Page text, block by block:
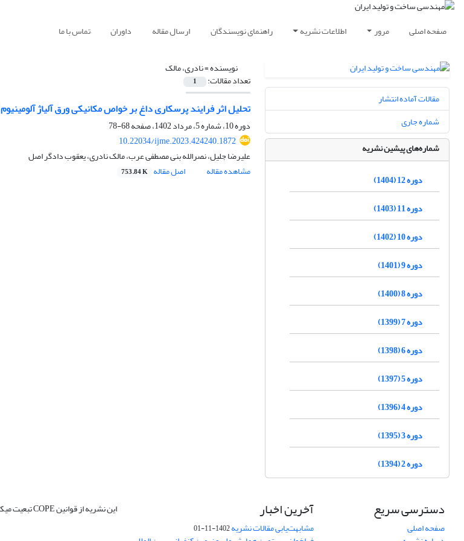
صفحه اصلی مرور اطلاعات نشریه راهنمای نویسندگان ارسال مقاله داوران تماس با ما
نویسنده =نادری، مالک
تعداد مقالات: 1
تحلیل اثر فرایند پرسکاری داغ بر خواص مکانیکی ورق آلیاژ آلومینیوم 7075
دوره 10، شماره 5، مرداد 1402، صفحه
68-78
10.22034/ijme.2023.424240.1872
علیرضا جلیل، نصرالله بنی مصطفی عرب، مالک نادری، یعقوب دادگر اصل
مشاهده مقاله
اصل مقاله 753.84 K
مقالات آماده انتشار
شماره جاری
شماره‌های پیشین نشریه
دوره 12 (1404)
دوره 11 (1403)
دوره 10 (1402)
دوره 9 (1401)
دوره 8 (1400)
دوره 7 (1399)
دوره 6 (1398)
دوره 5 (1397)
دوره 4 (1396)
دوره 3 (1395)
دوره 2 (1394)
دسترسی سریع
صفحه اصلی
آخرین اخبار
مشابهت‌یابی مقالات نشریه1402-11-01
این نشریه از قوانین COPE تبعیت میکند.